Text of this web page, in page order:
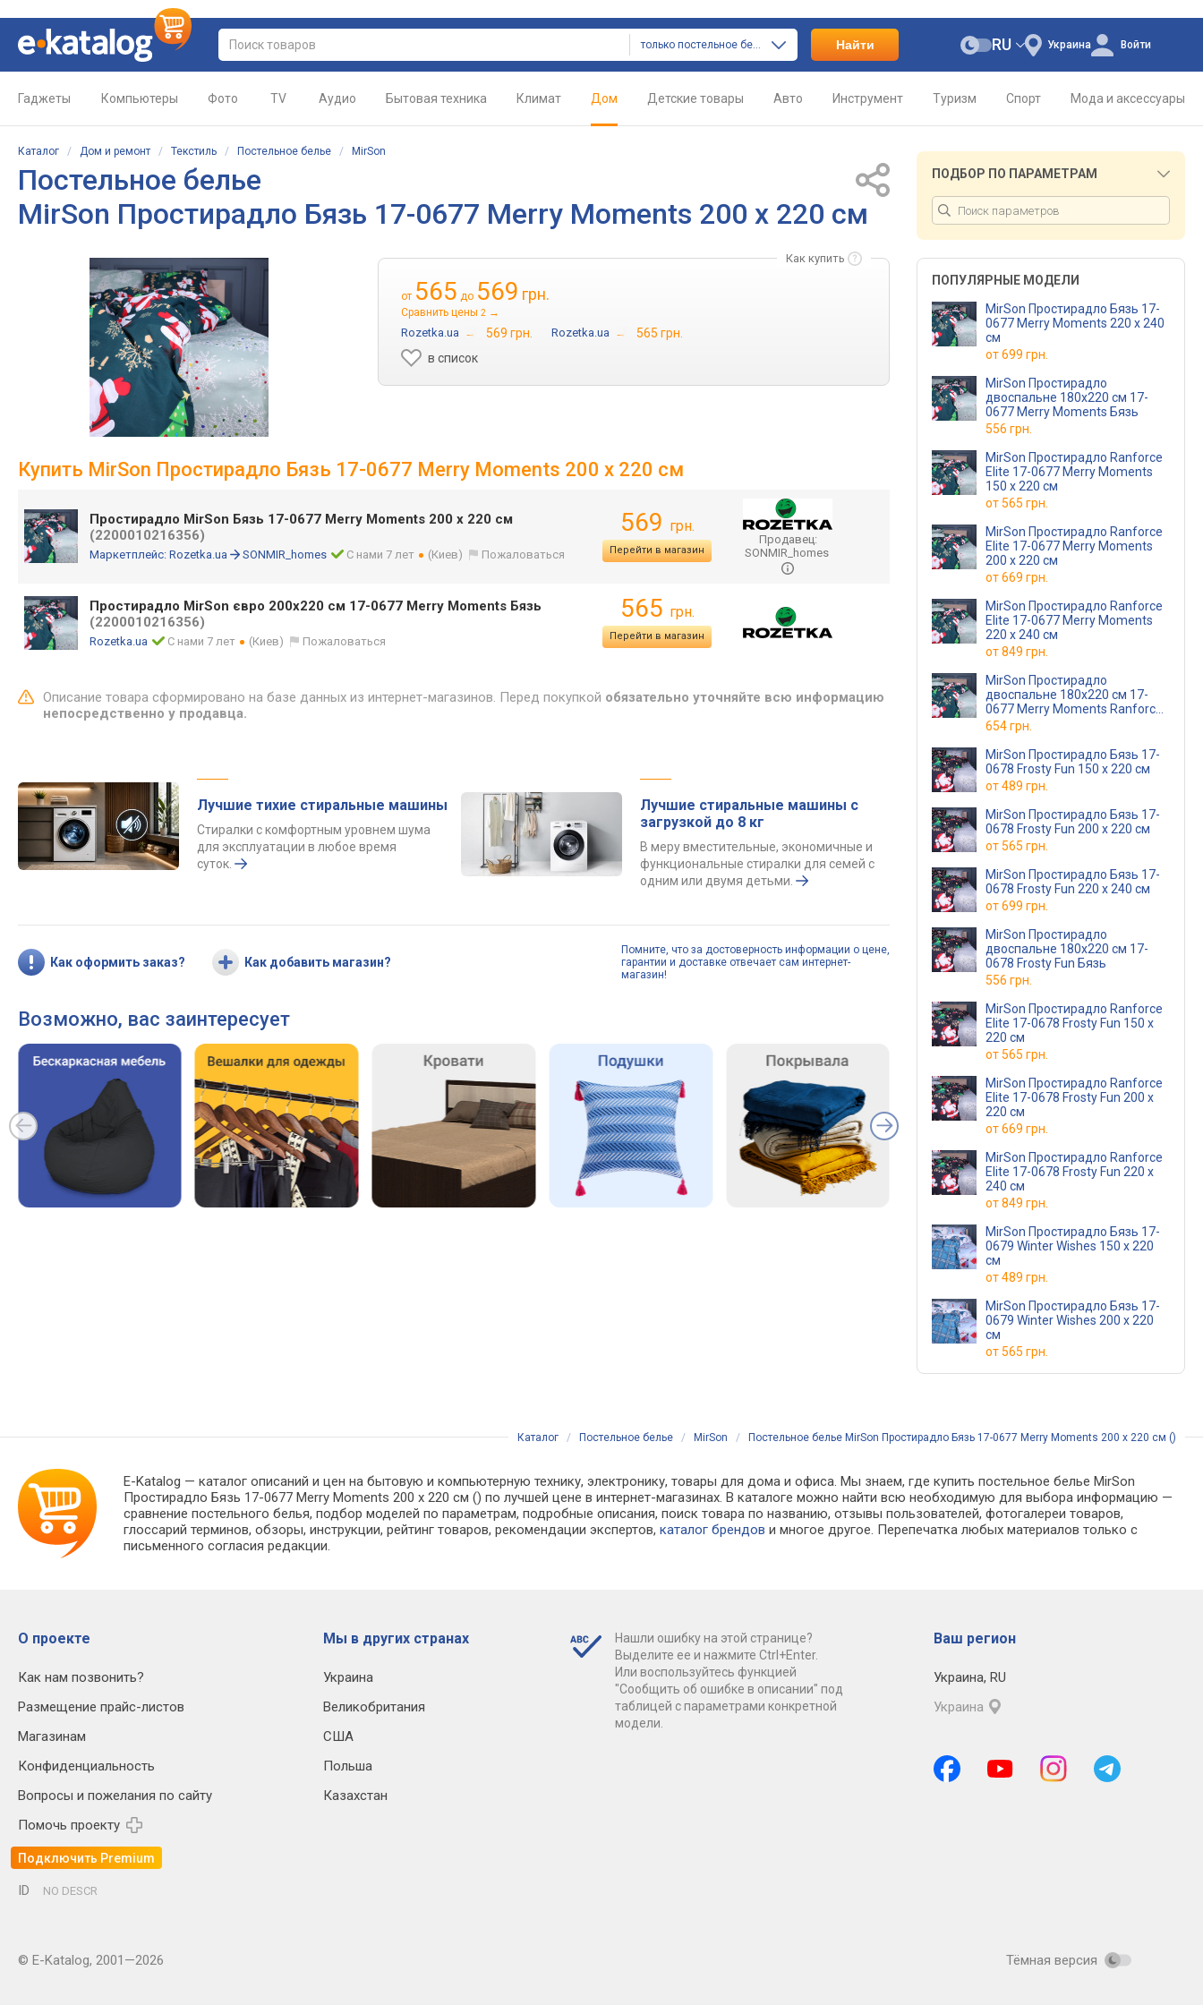
только постельное белье Найти Украина
RU Войти
Гаджеты Компьютеры Фото TV Аудио Бытовая техника Климат Дом Детские товары Авто Инструмент Туризм Спорт Мода и аксессуары
Каталог / Дом и ремонт / Текстиль / Постельное белье / MirSon
Постельное белье
MirSon Простирадло Бязь 17-0677 Merry Moments 200 х 220 см
Как купить
от 565 до 569 грн.
Сравнить цены 2 →
Rozetka.ua → 569 грн. Rozetka.ua →
565 грн.
в список
Купить MirSon Простирадло Бязь 17-0677 Merry Moments 200 х 220 см
Простирадло MirSon Бязь 17-0677 Merry Moments 200 х 220 см
(2200010216356)
Маркетплейс: Rozetka.ua SONMIR_homes С нами 7 лет (Киев) Пожаловаться
569 грн.
Перейти в магазин
Продавец:
SONMIR_homes
Простирадло MirSon євро 200x220 см 17-0677 Merry Moments Бязь
(2200010216356)
Rozetka.ua С нами 7 лет (Киев) Пожаловаться
565 грн.
Перейти в магазин
Описание товара сформировано на базе данных из интернет-магазинов. Перед покупкой обязательно уточняйте всю информацию
непосредственно у продавца.
Лучшие тихие стиральные машины
Стиралки с комфортным уровнем шума
для эксплуатации в любое время
суток.
Лучшие стиральные машины с
загрузкой до 8 кг
В меру вместительные, экономичные и
функциональные стиралки для семей с
одним или двумя детьми.
Как оформить заказ? Как добавить магазин?
Помните, что за достоверность информации о цене,
гарантии и доставке отвечает сам интернет-
магазин!
Возможно, вас заинтересует
ПОДБОР ПО ПАРАМЕТРАМ
ПОПУЛЯРНЫЕ МОДЕЛИ
MirSon Простирадло Бязь 17-
0677 Merry Moments 220 х 240
см
от699 грн.
MirSon Простирадло
двоспальне 180x220 см 17-
0677 Merry Moments Бязь
556 грн.
MirSon Простирадло Ranforce
Elite 17-0677 Merry Moments
150 х 220 см
от565 грн.
MirSon Простирадло Ranforce
Elite 17-0677 Merry Moments
200 х 220 см
от669 грн.
MirSon Простирадло Ranforce
Elite 17-0677 Merry Moments
220 х 240 см
от849 грн.
MirSon Простирадло
двоспальне 180x220 см 17-
0677 Merry Moments Ranforce
Elite
654 грн.
MirSon Простирадло Бязь 17-
0678 Frosty Fun 150 х 220 см
от489 грн.
MirSon Простирадло Бязь 17-
0678 Frosty Fun 200 х 220 см
от565 грн.
MirSon Простирадло Бязь 17-
0678 Frosty Fun 220 х 240 см
от699 грн.
MirSon Простирадло
двоспальне 180x220 см 17-
0678 Frosty Fun Бязь
556 грн.
MirSon Простирадло Ranforce
Elite 17-0678 Frosty Fun 150 х
220 см
от565 грн.
MirSon Простирадло Ranforce
Elite 17-0678 Frosty Fun 200 х
220 см
от669 грн.
MirSon Простирадло Ranforce
Elite 17-0678 Frosty Fun 220 х
240 см
от849 грн.
MirSon Простирадло Бязь 17-
0679 Winter Wishes 150 х 220
см
от489 грн.
MirSon Простирадло Бязь 17-
0679 Winter Wishes 200 х 220
см
от565 грн.
Каталог / Постельное белье / MirSon / Постельное белье MirSon Простирадло Бязь 17-0677 Merry Moments 200 х 220 см ()
E-Katalog — каталог описаний и цен на бытовую и компьютерную технику, электронику, товары для дома и офиса. Мы знаем, где купить постельное белье MirSon
Простирадло Бязь 17-0677 Merry Moments 200 х 220 см () по лучшей цене в интернет-магазинах. В каталоге можно найти всю необходимую для выбора информацию —
сравнение постельного белья, подбор моделей по параметрам, подробные описания, поиск товара по названию, отзывы пользователей, фотогалереи товаров,
глоссарий терминов, обзоры, инструкции, рейтинг товаров, рекомендации экспертов,каталог брендов и многое другое. Перепечатка любых материалов только с
письменного согласия редакции.
О проекте
Как нам позвонить?
Размещение прайс-листов
Магазинам
Конфиденциальность
Вопросы и пожелания по сайту
Помочь проекту
Подключить Premium
Мы в других странах
Украина
Великобритания
США
Польша
Казахстан
Нашли ошибку на этой странице?
Выделите ее и нажмите Ctrl+Enter.
Или воспользуйтесь функцией
"Сообщить об ошибке в описании" под
таблицей с параметрами конкретной
модели.
Ваш регион
Украина, RU
Украина
ID NO DESCR
© E-Katalog, 2001—2026 Тёмная версия